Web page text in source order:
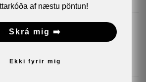
af næstu pöntun!
Skrá mig ➡️
Ekki fyrir mig